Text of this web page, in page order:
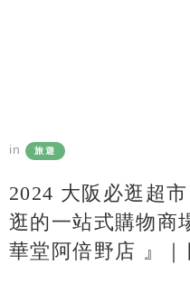
in 旅遊
2024 大阪必逛超
逛的一站式購物商
華堂阿倍野店 』